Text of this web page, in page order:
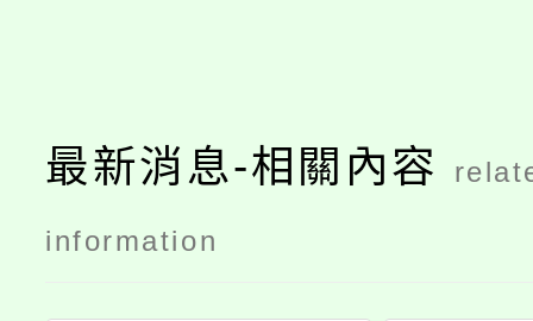
最新消息-相關內容
information